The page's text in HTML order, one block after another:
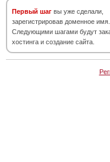
Первый шаг вы уже сделали,
зарегистрировав доменное имя.
Следующими шагами будут
хостинга и создание сайта.